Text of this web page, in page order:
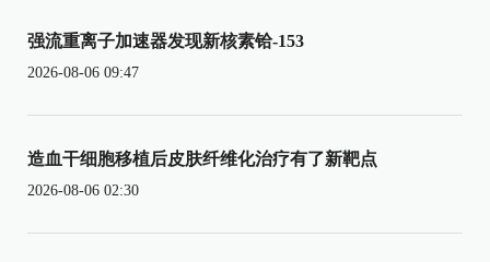
强流重离子加速器发现新核素铪-153
2026-08-06 09:47
造血干细胞移植后皮肤纤维化治疗有了新靶点
2026-08-06 02:30